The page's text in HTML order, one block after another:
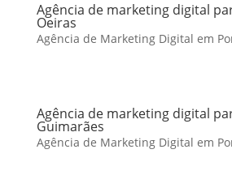
Agência de marketing digital
Oeiras
Agência de Marketing Digital em
Agência de marketing digital
Guimarães
Agência de Marketing Digital em